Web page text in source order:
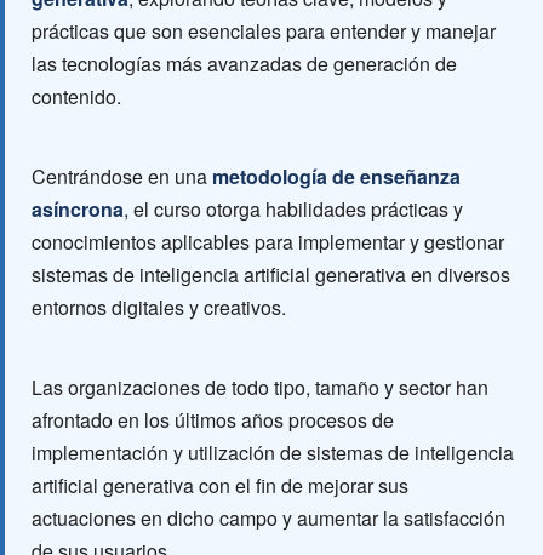
prácticas que son esenciales para entender y manejar
las tecnologías más avanzadas de generación de
contenido.
Centrándose en una metodología de enseñanza
asíncrona, el curso otorga habilidades prácticas y
conocimientos aplicables para implementar y gestionar
sistemas de inteligencia artificial generativa en diversos
entornos digitales y creativos.
Las organizaciones de todo tipo, tamaño y sector han
afrontado en los últimos años procesos de
implementación y utilización de sistemas de inteligencia
artificial generativa con el fin de mejorar sus
actuaciones en dicho campo y aumentar la satisfacción